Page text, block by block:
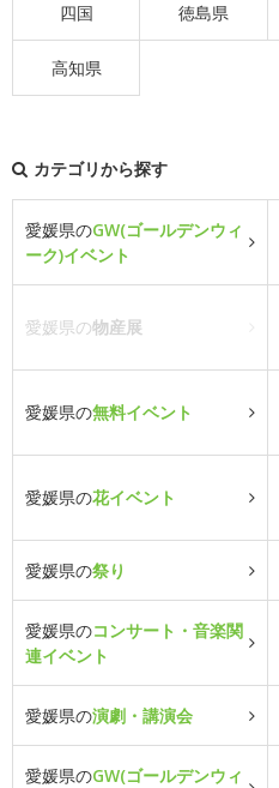
四国 徳島県
高知県
カテゴリから探す
愛媛県のGW(ゴールデンウィ
ーク)イベント
愛媛県の物産展
愛媛県の無料イベント
愛媛県の花イベント
愛媛県の祭り
愛媛県のコンサート・音楽関
連イベント
愛媛県の演劇・講演会
愛媛県のGW(ゴールデンウィ